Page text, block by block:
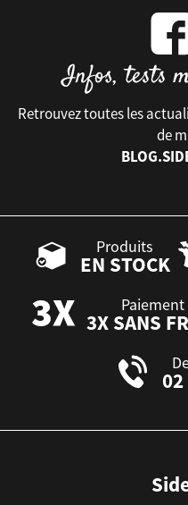
Retrouvez toutes les
de
Produits
EN STOCK
Paiement
3X SANS
02